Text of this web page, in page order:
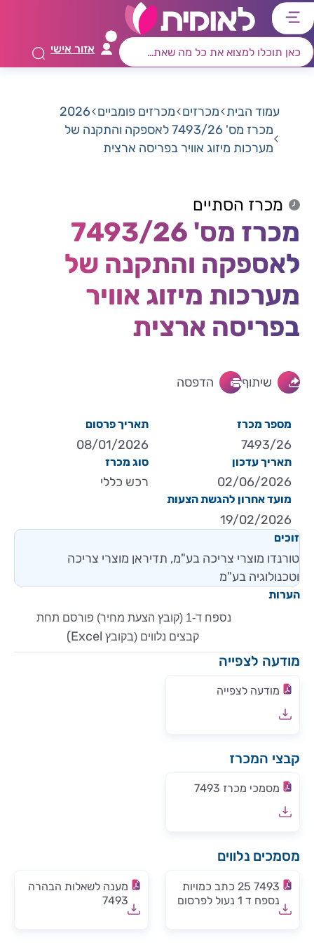
דלג
לתפריט
ראשי
דלג
לרכיב
חיפוש
דלג
לתוכן
מרכזי
דלג
לאזור
קישורים
אזור אישי
עמוד הבית מכרזים מכרזים פומביים 2026
מכרז מס' 7493/26 לאספקה והתקנה של
מערכות מיזוג אוויר בפריסה ארצית
מכרז הסתיים
מכרז מס' 7493/26
לאספקה והתקנה של
מערכות מיזוג אוויר
בפריסה ארצית
שיתוף הדפסה
מספר מכרז
7493/26
תאריך פרסום
08/01/2026
תאריך עדכון
02/06/2026
סוג מכרז
רכש כללי
מועד אחרון להגשת הצעות
19/02/2026
זוכים
טורנדו מוצרי צריכה בע"מ, תדיראן מוצרי צריכה
וטכנולוגיה בע"מ
הערות
נספח ד-1 (קובץ הצעת מחיר) פורסם תחת
קבצים נלווים (בקובץ Excel
)
מודעה לצפייה
מודעה לצפייה
קבצי המכרז
מסמכי מכרז 7493
מסמכים נלווים
7493 25 כתב כמויות
נספח ד 1 נעול לפרסום
מענה לשאלות הבהרה
7493